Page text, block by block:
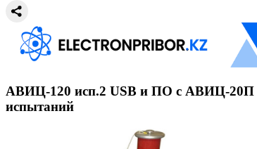
АВИЦ-120 исп.2 USB и ПО c АВИЦ-20П —
испытаний